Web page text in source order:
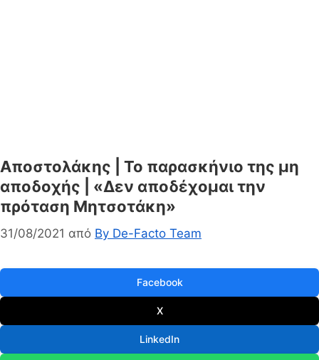
Αποστολάκης | Το παρασκήνιο της μη
αποδοχής | «Δεν αποδέχομαι την
πρόταση Μητσοτάκη»
31/08/2021 από By De-Facto Team
Facebook
X
LinkedIn